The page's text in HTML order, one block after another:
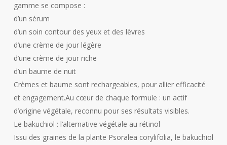
gamme se compose :
d’un sérum
d’un soin contour des yeux et des lèvres
d’une crème de jour légère
d’une crème de jour riche
d’un baume de nuit
Crèmes et baume sont rechargeables, pour allier efficacité
et engagement.Au cœur de chaque formule : un actif
d’origine végétale, reconnu pour ses résultats visibles.
Le bakuchiol : l’alternative végétale au rétinol
Issu des graines de la plante Psoralea corylifolia, le bakuchiol